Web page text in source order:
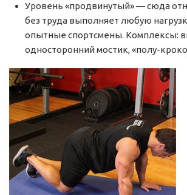
Уровень «продвинутый» — сюда
без труда выполняет любую
опытные спортсмены. Комплексы:
односторонний мостик, «полу-